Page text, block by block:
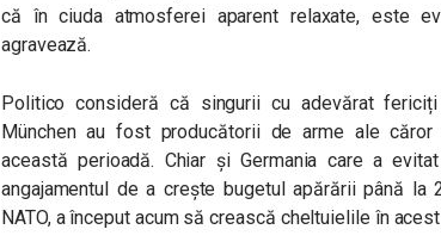
că în ciuda atmosferei aparent relaxate, este
agravează.
Politico consideră că singurii cu adevărat
München au fost producătorii de arme ale
această perioadă. Chiar și Germania care a
angajamentul de a crește bugetul apărării până la
NATO, a început acum să crească cheltuielile în